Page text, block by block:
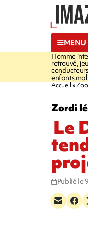
MENU
20:23
À
Homme
retrouvé,
enfants
Accueil
Zordi
Le
Publié le